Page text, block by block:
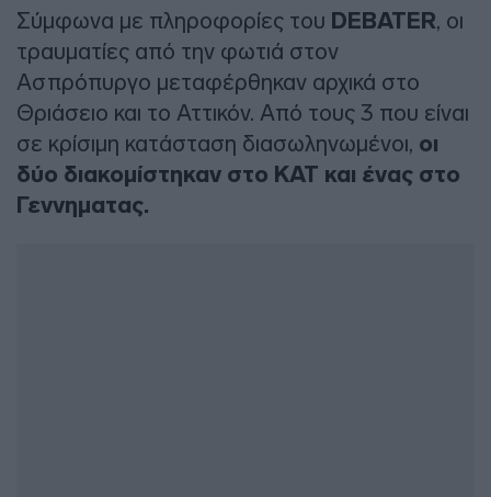
Σύμφωνα με πληροφορίες του DEBATER, οι
τραυματίες από την φωτιά στον
Ασπρόπυργο μεταφέρθηκαν αρχικά στο
Θριάσειο και το Αττικόν. Από τους 3 που είναι
σε κρίσιμη κατάσταση διασωληνωμένοι, οι
δύο διακομίστηκαν στο ΚΑΤ και ένας στο
Γεννηματας.